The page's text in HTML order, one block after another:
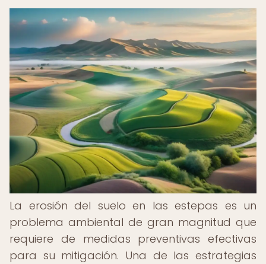
La erosión del suelo en las estepas es un
problema ambiental de gran magnitud que
requiere de medidas preventivas efectivas
para su mitigación. Una de las estrategias